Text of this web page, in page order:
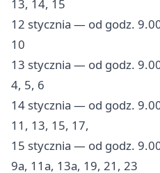
13, 14, 15
12 stycznia — od godz.
10
13 stycznia — od godz.
4, 5, 6
14 stycznia — od godz.
11, 13, 15, 17,
15 stycznia — od godz.
9a, 11a, 13a, 19, 21, 23